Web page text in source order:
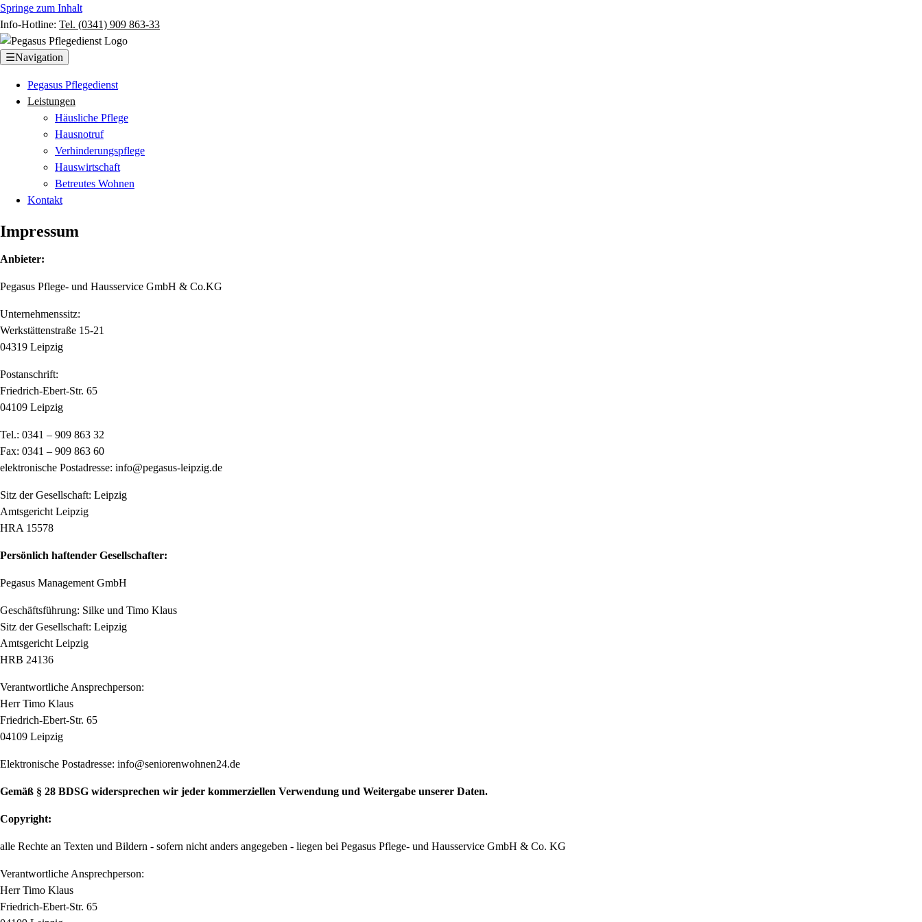
Springe zum Inhalt
Info-Hotline: Tel. (0341) 909 863-33
☰Navigation
Pegasus Pflegedienst
Leistungen
Häusliche Pflege
Hausnotruf
Verhinderungspflege
Hauswirtschaft
Betreutes Wohnen
Kontakt
Impressum
Anbieter:
Pegasus Pflege- und Hausservice GmbH & Co.KG
Unternehmenssitz:
Werkstättenstraße 15-21
04319 Leipzig
Postanschrift:
Friedrich-Ebert-Str. 65
04109 Leipzig
Tel.: 0341 – 909 863 32
Fax: 0341 – 909 863 60
elektronische Postadresse: info@pegasus-leipzig.de
Sitz der Gesellschaft: Leipzig
Amtsgericht Leipzig
HRA 15578
Persönlich haftender Gesellschafter:
Pegasus Management GmbH
Geschäftsführung: Silke und Timo Klaus
Sitz der Gesellschaft: Leipzig
Amtsgericht Leipzig
HRB 24136
Verantwortliche Ansprechperson:
Herr Timo Klaus
Friedrich-Ebert-Str. 65
04109 Leipzig
Elektronische Postadresse: info@seniorenwohnen24.de
Gemäß § 28 BDSG widersprechen wir jeder kommerziellen Verwendung und Weitergabe unserer Daten.
Copyright:
alle Rechte an Texten und Bildern - sofern nicht anders angegeben - liegen bei Pegasus Pflege- und Hausservice GmbH & Co. KG
Verantwortliche Ansprechperson:
Herr Timo Klaus
Friedrich-Ebert-Str. 65